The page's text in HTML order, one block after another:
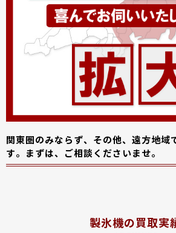
関東圏のみならず、その他、遠方地域
す。まずは、ご相談くださいませ。
製氷機の買取実